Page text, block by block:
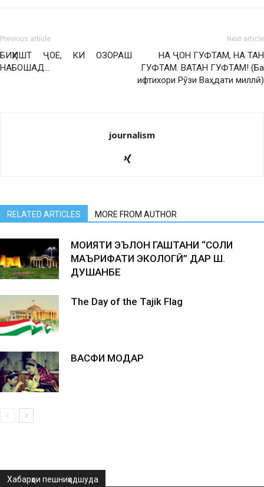
Previous article
БИҲИШТ ҶОЕ, КИ ОЗОРАШ
НАБОШАД…
Next article
НА ҶОН ГУФТАМ, НА ТАН
ГУФТАМ. ВАТАН ГУФТАМ! (Ба
ифтихори Рӯзи Ваҳдати миллӣ)
journalism
RELATED ARTICLES MORE FROM AUTHOR
МОҲИЯТИ ЭЪЛОН ГАШТАНИ “СОЛИ
МАЪРИФАТИ ЭКОЛОГӢ” ДАР Ш.
ДУШАНБЕ
The Day of the Tajik Flag
ВАСФИ МОДАР
Хабарҳои пешниҳодшуда